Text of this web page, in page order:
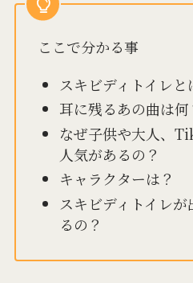
ここで分かる事
スキビディトイレと
耳に残るあの曲は何
なぜ子供や大人、
人気があるの？
キャラクターは？
スキビディトイレ
るの？